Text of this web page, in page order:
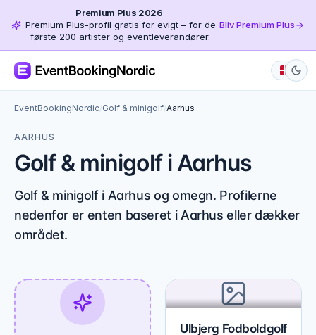
Premium Plus 2026·
Premium Plus-profil gratis for evigt – for de
første 200 artister og eventleverandører.
Bliv Premium Plus
EventBookingNordic/Golf & minigolf/Aarhus
AARHUS
Golf & minigolf i Aarhus
Golf & minigolf i Aarhus og omegn. Profilerne
nedenfor er enten baseret i Aarhus eller dækker
området.
Ulbjerg Fodboldgolf